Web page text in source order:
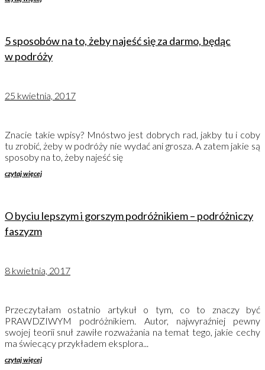
5 sposobów na to, żeby najeść się za darmo, będąc
w podróży
25 kwietnia, 2017
Znacie takie wpisy? Mnóstwo jest dobrych rad, jakby tu i coby
tu zrobić, żeby w podróży nie wydać ani grosza. A zatem jakie są
sposoby na to, żeby najeść się
czytaj więcej
O byciu lepszym i gorszym podróżnikiem – podróżniczy
faszyzm
8 kwietnia, 2017
Przeczytałam ostatnio artykuł o tym, co to znaczy być
PRAWDZIWYM podróżnikiem. Autor, najwyraźniej pewny
swojej teorii snuł zawiłe rozważania na temat tego, jakie cechy
ma świecący przykładem eksplora...
czytaj więcej